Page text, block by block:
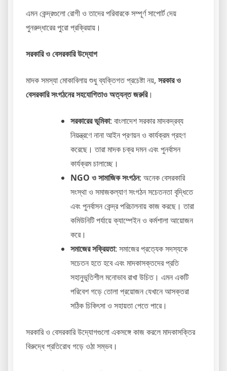
এমন কেন্দ্রগুলো রোগী ও তাদের পরিবারকে সম্পূর্ণ সাপোর্ট দেয়
পুনরুদ্ধারের পুরো প্রক্রিয়ায়।
সরকারি ও বেসরকারি উদ্যোগ
মাদক সমস্যা মোকাবিলায় শুধু ব্যক্তিগত প্রচেষ্টা নয়, সরকার ও
বেসরকারি সংগঠনের সহযোগিতাও অত্যন্ত জরুরি।
সরকারের ভূমিকা: বাংলাদেশ সরকার মাদকদ্রব্য
নিয়ন্ত্রণে নানা আইন প্রণয়ন ও কার্যক্রম গ্রহণ
করেছে। তারা মাদক চক্র দমন এবং পুনর্বাসন
কার্যক্রম চালাচ্ছে।
NGO ও সামাজিক সংগঠন: অনেক বেসরকারি
সংস্থা ও সমাজকল্যাণ সংগঠন সচেতনতা বৃদ্ধিতে
এবং পুনর্বাসন কেন্দ্র পরিচালনায় কাজ করছে। তারা
কমিউনিটি পর্যায়ে ক্যাম্পেইন ও কর্মশালা আয়োজন
করে।
সমাজের সক্রিয়তা: সমাজের প্রত্যেক সদস্যকে
সচেতন হতে হবে এবং মাদকাসক্তদের প্রতি
সহানুভূতিশীল মনোভাব রাখা উচিত। এমন একটি
পরিবেশ গড়ে তোলা প্রয়োজন যেখানে আসক্তরা
সঠিক চিকিৎসা ও সহায়তা পেতে পারে।
সরকারি ও বেসরকারি উদ্যোগগুলো একসঙ্গে কাজ করলে মাদকাসক্তির
বিরুদ্ধে প্রতিরোধ গড়ে ওঠা সম্ভব।